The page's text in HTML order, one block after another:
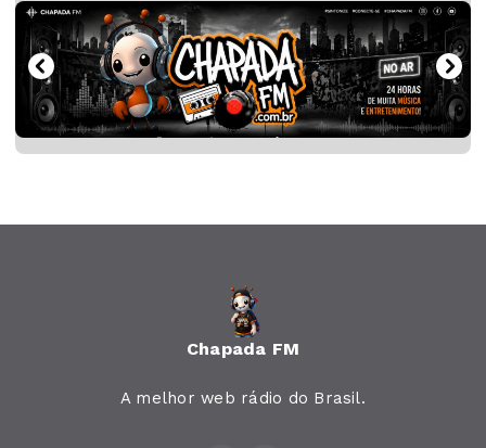
Chapada FM
A melhor web rádio do Brasil.